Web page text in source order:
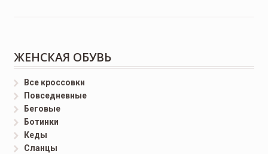
ЖЕНСКАЯ ОБУВЬ
Все кроссовки
Повседневные
Беговые
Ботинки
Кеды
Сланцы